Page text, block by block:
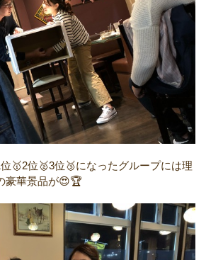
🥇2位🥈3位🥉になったグループには理
豪華景品が😍🏆